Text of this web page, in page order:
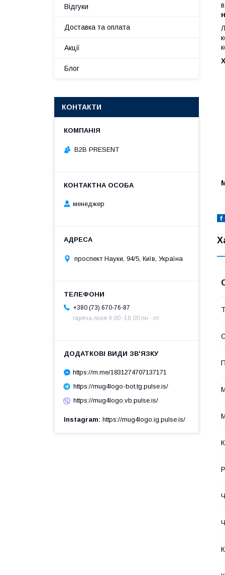
Відгуки
Доставка та оплата
Акції
Блог
КОНТАКТИ
B2B PRESENT
менеджер
проспект Науки, 94/5, Київ, Україна
+380 (73) 670-76-87
гаряча лінія 9.00 -18.00 пн - пт
https://m.me/1831274707137171
https://mug4logo-bot.tg.pulse.is/
https://mug4logo.vb.pulse.is/
Instagram https://mug4logo.ig.pulse.is/